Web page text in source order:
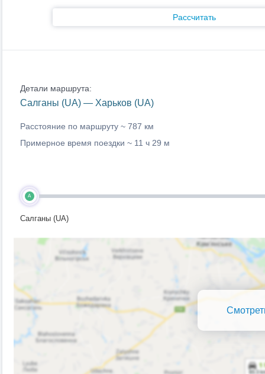
Рассчитать
Детали маршрута:
Салганы (UA) — Харьков (UA)
Расстояние по маршруту ~ 787 км
Примерное время поездки ~ 11 ч 29 м
A
Салганы (UA)